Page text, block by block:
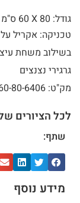
גודל: 80 X
60 ס"מ
טכניקה: אקריל
בשילוב משחת
גרגירי נצנצים
מק"ט: 1-60-80-6406
לכל הציורים
שתף:
מידע נוסף